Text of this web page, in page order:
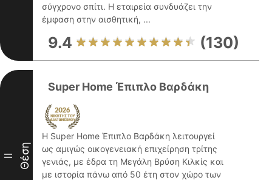
σύγχρονο σπίτι. Η εταιρεία συνδυάζει την
έμφαση στην αισθητική, ...
9.4 (130)
II Θέση
Super Home Έπιπλο Βαρδάκη
Η Super Home Έπιπλο Βαρδάκη λειτουργεί
ως αμιγώς οικογενειακή επιχείρηση τρίτης
γενιάς, με έδρα τη Μεγάλη Βρύση Κιλκίς και
με ιστορία πάνω από 50 έτη στον χώρο των